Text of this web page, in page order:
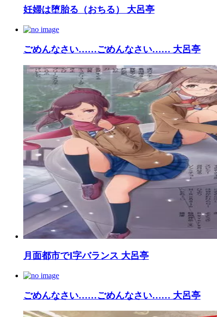
妊婦は堕胎る（おちる） 大呂亭
ごめんなさい……ごめんなさい…… 大呂亭
月面都市でI字バランス 大呂亭
ごめんなさい……ごめんなさい…… 大呂亭